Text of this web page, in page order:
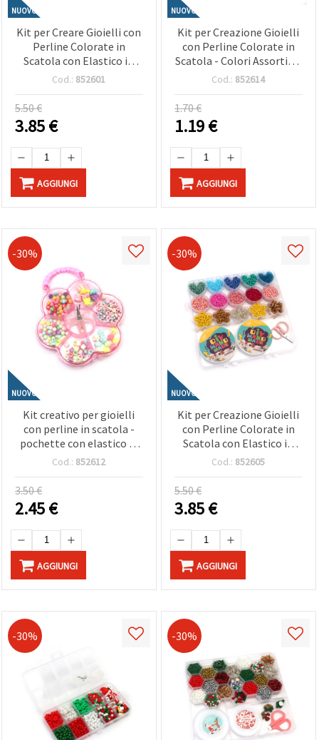
NUOVO
Kit per Creare Gioielli con
Perline Colorate in
Scatola con Elastico in
Silicone - Colori Assortiti
Cod.: 852601
5.50 €
3.85€
AGGIUNGI
NUOVO
Kit per Creazione Gioielli
con Perline Colorate in
Scatola - Colori Assortiti -
, Lavoretti Creativi e DIY
Cod.: 852614
1.70 €
1.19€
AGGIUNGI
-30%
NUOVO
Kit creativo per gioielli
con perline in scatola -
pochette con elastico in
silicone e forbici - forme e
Cod.: 852612
3.50 €
2.45€
AGGIUNGI
-30%
NUOVO
Kit per Creazione Gioielli
con Perline Colorate in
Scatola con Elastico in
Silicone e Forbici - Colori
Cod.: 852605
5.50 €
3.85€
AGGIUNGI
-30% -30%